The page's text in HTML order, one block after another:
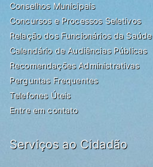
Conselhos Municipais
Concursos e Processos Seletivos
Relação dos Funcionários da Saúde
Calendário de Audiências Públicas
Recomendações Administrativas
Perguntas Frequentes
Telefones Úteis
Entre em contato
Serviços ao Cidadão